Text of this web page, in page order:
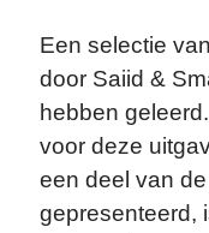
Een selectie
door Saiid &
hebben
voor deze
een deel van
gepresenteerd,